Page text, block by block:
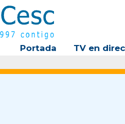
Portada TV en